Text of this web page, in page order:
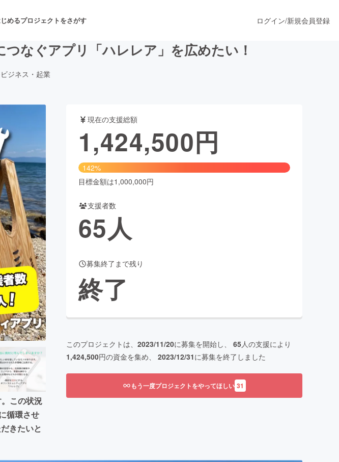
めるプロジェクトをさがす
舞台・パフォーマンス
フード・飲食店 ファッション
アニメ・漫画
ビューティー・ヘルスケア
CAMPFIRE Creation
machi-ya コミュニティ
ログイン/新規会員登録
なぐアプリ「ハレレア」を広めたい！
ビジネス・起業
この状況
循環させ
きたいと
現在の支援総額
1,424,500円
142%
目標金額は1,000,000円
支援者数
65人
募集終了まで残り
終了
このプロジェクトは、 2023/11/20に募集を開始し、 65人の支援により
1,424,500円の資金を集め、 2023/12/31に募集を終了しました
もう一度プロジェクトをやってほしい 31